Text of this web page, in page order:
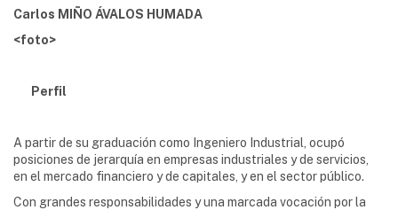
Carlos MIÑO ÁVALOS HUMADA
<foto>
Perfil
A partir de su graduación como Ingeniero Industrial, ocupó
posiciones de jerarquía en empresas industriales y de servicios,
en el mercado financiero y de capitales, y en el sector público.
Con grandes responsabilidades y una marcada vocación por la